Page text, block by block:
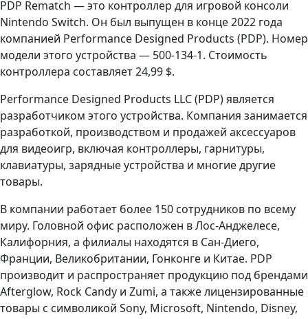
PDP Rematch — это контроллер для игровой консоли
Nintendo Switch. Он был выпущен в конце 2022 года
компанией Performance Designed Products (PDP). Номер
модели этого устройства — 500-134-1. Стоимость
контроллера составляет 24,99 $.
Performance Designed Products LLC (PDP) является
разработчиком этого устройства. Компания занимается
разработкой, производством и продажей аксессуаров
для видеоигр, включая контроллеры, гарнитуры,
клавиатуры, зарядные устройства и многие другие
товары.
В компании работает более 150 сотрудников по всему
миру. Головной офис расположен в Лос-Анджелесе,
Калифорния, а филиалы находятся в Сан-Диего,
Франции, Великобритании, Гонконге и Китае. PDP
производит и распространяет продукцию под брендами
Afterglow, Rock Candy и Zumi, а также лицензированные
товары с символикой Sony, Microsoft, Nintendo, Disney,